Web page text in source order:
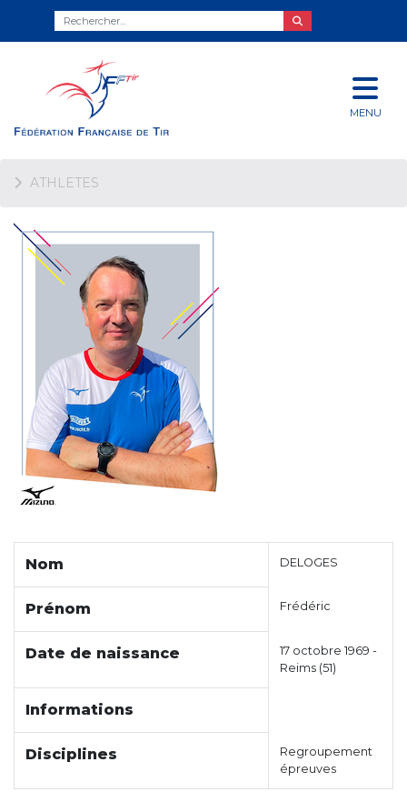
MENU
ATHLETES
Nom DELOGES
Prénom Frédéric
Date de naissance
17 octobre 1969 -
Reims (51)
Informations
Disciplines
Regroupement
épreuves